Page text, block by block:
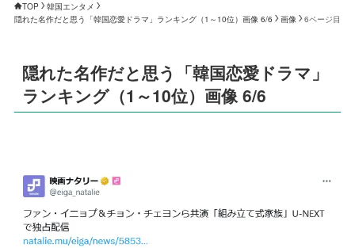
TOP
韓国エンタメ
隠れた名作だと思う「韓国恋愛ドラマ」ランキング（1～10位）画像 6/6
画像 6ページ目
隠れた名作だと思う「韓国恋愛ドラマ」
ランキング（1～10位）画像 6/6